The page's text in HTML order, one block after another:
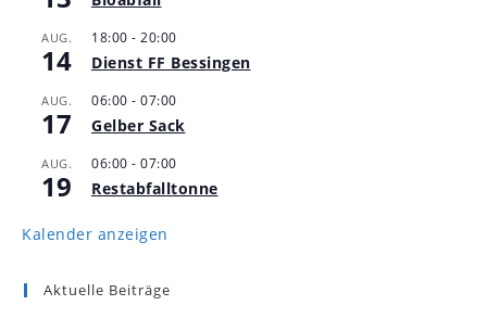
AUG.
14
18:00 - 20:00
Dienst FF Bessingen
AUG.
17
06:00 - 07:00
Gelber Sack
AUG.
19
06:00 - 07:00
Restabfalltonne
Kalender anzeigen
Aktuelle Beiträge